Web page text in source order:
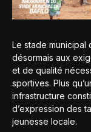
Le stade
désormais aux
et de qualité
sportives. Plus
infrastructure
d’expression des
jeunesse locale.